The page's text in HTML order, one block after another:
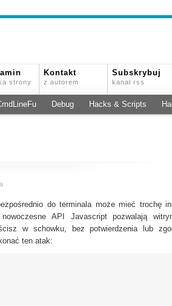
strony
Kontakt
z autorem
Subskrybuj
kanał rss
Debug Hacks & Scripts
do terminala może mieć trochę
API Javascript pozwalają
w schowku, bez potwierdzenia lub
ten atak: